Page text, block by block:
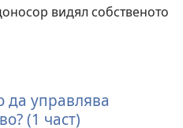
видял собственото
да управлява
(1 част)